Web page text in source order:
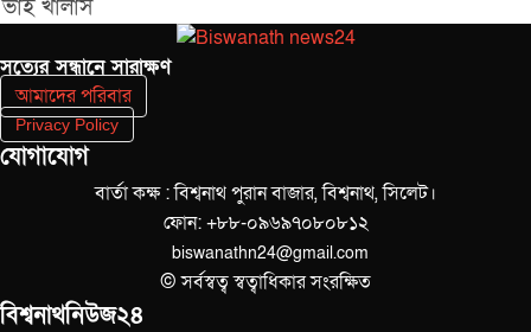
ভাই খালাস
সত‌্যের সন্ধানে সারাক্ষণ
আমাদের পরিবার
Privacy Policy
যোগাযোগ
বার্তা কক্ষ : বিশ্বনাথ পুরান বাজার, বিশ্বনাথ, সিলেট।
ফোন: +৮৮-০৯৬৯৭০৮০৮১২
biswanathn24@gmail.com
© সর্বস্বত্ব স্বত্বাধিকার সংরক্ষিত
বিশ্বনাথনিউজ২৪